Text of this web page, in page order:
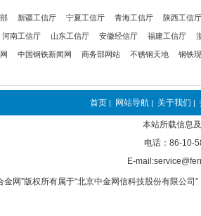
新疆工信厅 宁夏工信厅 青海工信厅 陕西工信厅
河南工信厅 山东工信厅 安徽经信厅 福建工信厅
中国钢铁新闻网 商务部网站 不锈钢天地 钢铁
首页 | 网站导航 | 关于我们 |
本站所载信息
电话：86-10-
E-
金网”版权所有属于“北京中金网信科技股份有限公司